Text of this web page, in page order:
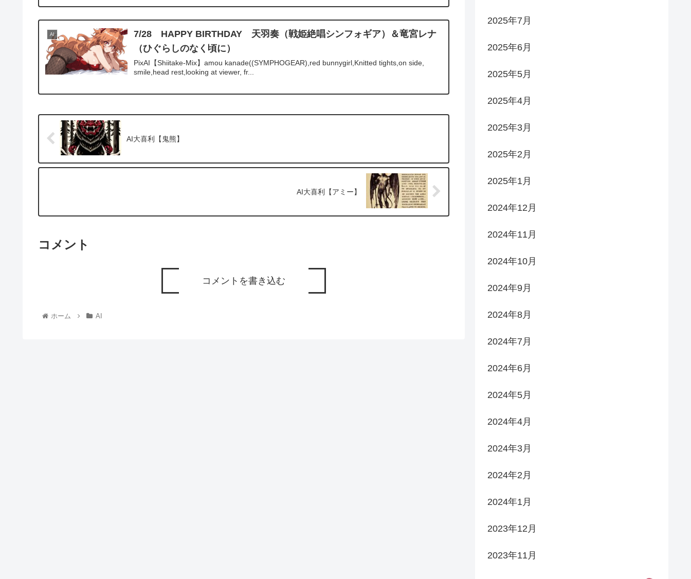
AI
7/28 HAPPY BIRTHDAY 天羽奏（戦姫絶唱シンフォギア）＆竜宮レナ
（ひぐらしのなく頃に）
PixAI【Shiitake-Mix】amou kanade((SYMPHOGEAR),red bunnygirl,Knitted tights,on side,
smile,head rest,looking at viewer, fr...
AI大喜利【鬼熊】
AI大喜利【アミー】
コメント
コメントを書き込む
ホーム AI
2025年7月
2025年6月
2025年5月
2025年4月
2025年3月
2025年2月
2025年1月
2024年12月
2024年11月
2024年10月
2024年9月
2024年8月
2024年7月
2024年6月
2024年5月
2024年4月
2024年3月
2024年2月
2024年1月
2023年12月
2023年11月